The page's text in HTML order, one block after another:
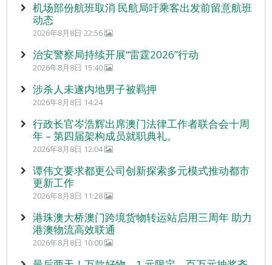
机场部份航班取消 民航局吁乘客出发前留意航班
动态
2026年8月8日 22:56
治安警察局持续开展“雷霆2026”行动
2026年8月8日 15:40
涉杀人未遂内地男子被羁押
2026年8月8日 14:24
行政长官岑浩辉出席澳门法律工作者联合会十周
年 – 第四届架构成员就职典礼。
2026年8月8日 12:04
谭伟文要求都更公司创新探索多元模式推动都市
更新工作
2026年8月8日 11:28
港珠澳大桥澳门跨境货物转运站启用三周年 助力
港澳物流高效联通
2026年8月8日 10:00